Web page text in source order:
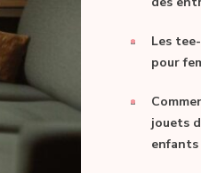
Les
pour
jouets
enfants